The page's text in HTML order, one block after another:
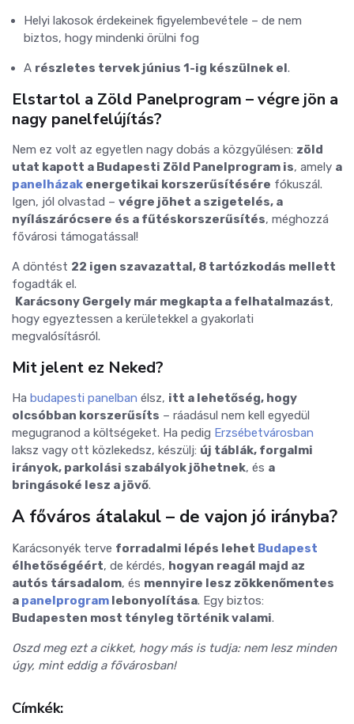
Helyi lakosok érdekeinek figyelembevétele – de nem
biztos, hogy mindenki örülni fog
A részletes tervek június 1-ig készülnek el.
Elstartol a Zöld Panelprogram – végre jön a
nagy panelfelújítás?
Nem ez volt az egyetlen nagy dobás a közgyűlésen: zöld
utat kapott a Budapesti Zöld Panelprogram is, amely a
panelházak energetikai korszerűsítésére fókuszál.
Igen, jól olvastad – végre jöhet a szigetelés, a
nyílászárócsere és a fűtéskorszerűsítés, méghozzá
fővárosi támogatással!
A döntést 22 igen szavazattal, 8 tartózkodás mellett
fogadták el.
Karácsony Gergely már megkapta a felhatalmazást,
hogy egyeztessen a kerületekkel a gyakorlati
megvalósításról.
Mit jelent ez Neked?
Ha budapesti panelban élsz, itt a lehetőség, hogy
olcsóbban korszerűsíts – ráadásul nem kell egyedül
megugranod a költségeket. Ha pedig Erzsébetvárosban
laksz vagy ott közlekedsz, készülj: új táblák, forgalmi
irányok, parkolási szabályok jöhetnek, és a
bringásoké lesz a jövő.
A főváros átalakul – de vajon jó irányba?
Karácsonyék terve forradalmi lépés lehet Budapest
élhetőségéért, de kérdés, hogyan reagál majd az
autós társadalom, és mennyire lesz zökkenőmentes
a panelprogram lebonyolítása. Egy biztos:
Budapesten most tényleg történik valami.
Oszd meg ezt a cikket, hogy más is tudja: nem lesz minden
úgy, mint eddig a fővárosban!
Címkék: